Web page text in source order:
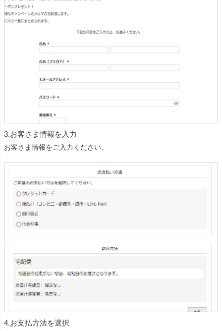
3.お客さま情報を入力
お客さま情報をご入力ください。
4.お支払方法を選択